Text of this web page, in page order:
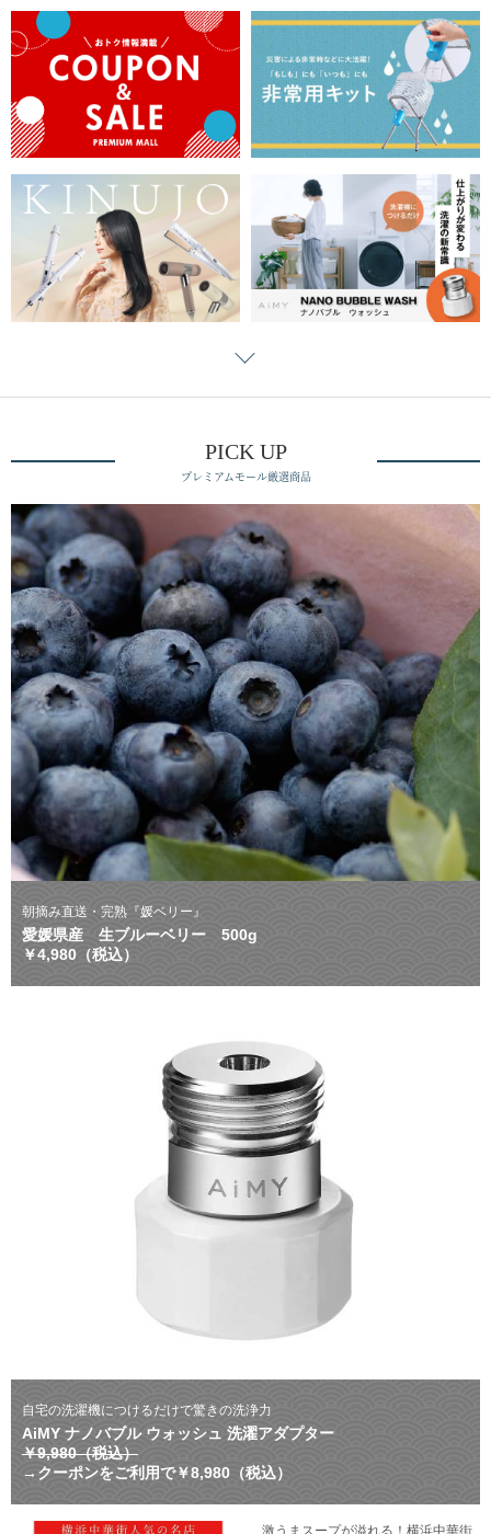
PICK UP
プレミアムモール厳選商品
朝摘み直送・完熟『媛ベリー』
愛媛県産 生ブルーベリー 500g
￥4,980（税込）
自宅の洗濯機につけるだけで驚きの洗浄力
AiMY ナノバブル ウォッシュ 洗濯アダプター
￥9,980（税込）
→クーポンをご利用で￥8,980（税込）
激うまスープが溢れる！横浜中華街